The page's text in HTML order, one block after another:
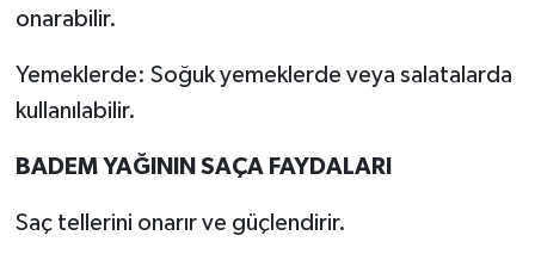
onarabilir.
Yemeklerde: Soğuk yemeklerde veya salatalarda
kullanılabilir.
BADEM YAĞININ SAÇA FAYDALARI
Saç tellerini onarır ve güçlendirir.